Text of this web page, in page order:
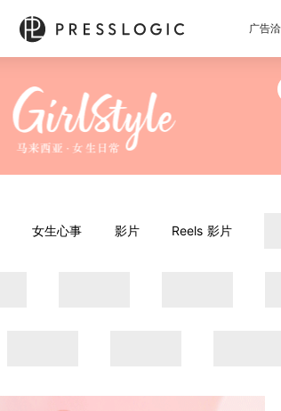
广告
女生心事 影片 Reels 影片